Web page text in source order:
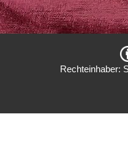
Rechteinhaber: